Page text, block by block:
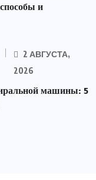
и
2 АВГУСТА,
2026
машины: 5